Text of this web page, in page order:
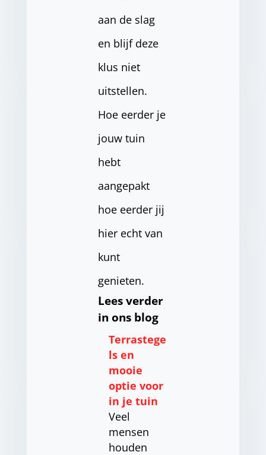
aan de slag
en blijf deze
klus niet
uitstellen.
Hoe eerder je
jouw tuin
hebt
aangepakt
hoe eerder jij
hier echt van
kunt
genieten.
Lees verder
in ons blog
Terrastege
ls en
mooie
optie voor
in je tuin
Veel
mensen
houden